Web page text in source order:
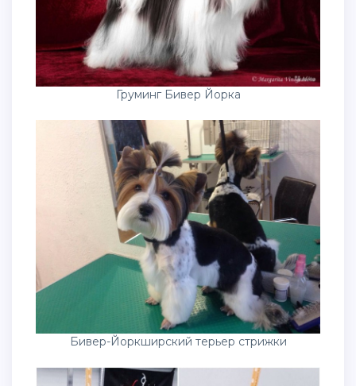
Груминг Бивер Йорка
Бивер-Йоркширский терьер стрижки